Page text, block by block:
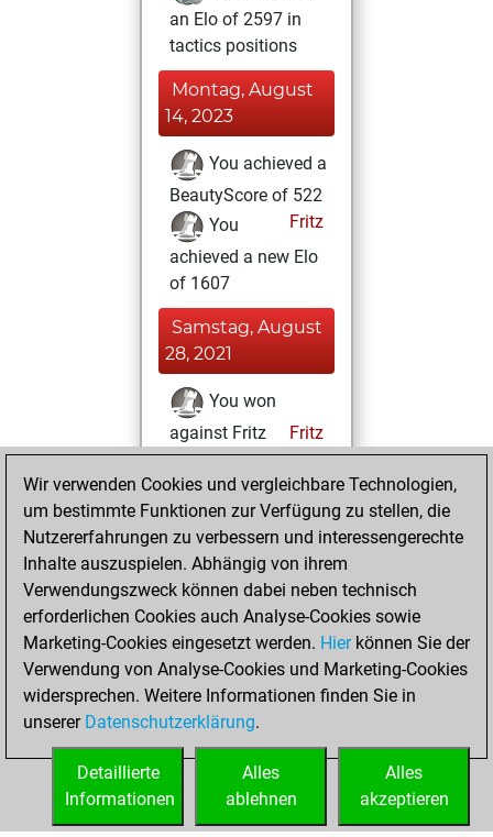
an Elo of 2597 in
tactics positions
Montag, August
14, 2023
You achieved a
BeautyScore of 522
Fritz
You
achieved a new Elo
of 1607
Samstag, August
28, 2021
You won
against Fritz
Fritz
Donnerstag, Juni
3, 2021
sprint of 38 positions
Tactics
Sonntag,
Dezember 27,
2020
You created
your Fritz account
Wir verwenden Cookies und vergleichbare Technologien,
um bestimmte Funktionen zur Verfügung zu stellen, die
Nutzererfahrungen zu verbessern und interessengerechte
Inhalte auszuspielen. Abhängig von ihrem
Verwendungszweck können dabei neben technisch
erforderlichen Cookies auch Analyse-Cookies sowie
Marketing-Cookies eingesetzt werden. Hierkönnen Sie der
Verwendung von Analyse-Cookies und Marketing-Cookies
widersprechen. Weitere Informationen finden Sie in
unserer Datenschutzerklärung.
Alles
akzeptieren
Alles
ablehnen
Detaillierte
Informationen